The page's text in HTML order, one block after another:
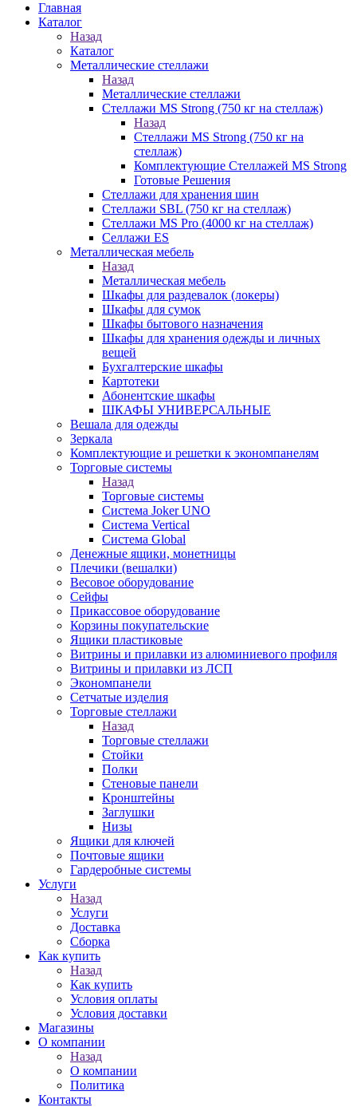
Главная
Каталог
Назад
Каталог
Металлические стеллажи
Назад
Металлические стеллажи
Стеллажи MS Strong (750 кг на стеллаж)
Назад
Стеллажи MS Strong (750 кг на
стеллаж)
Комплектующие Стеллажей MS Strong
Готовые Решения
Стеллажи для хранения шин
Стеллажи SBL (750 кг на стеллаж)
Стеллажи MS Pro (4000 кг на стеллаж)
Селлажи ES
Металлическая мебель
Назад
Металлическая мебель
Шкафы для раздевалок (локеры)
Шкафы для сумок
Шкафы бытового назначения
Шкафы для хранения одежды и личных
вещей
Бухгалтерские шкафы
Картотеки
Абонентские шкафы
ШКАФЫ УНИВЕРСАЛЬНЫЕ
Вешала для одежды
Зеркала
Комплектующие и решетки к экономпанелям
Торговые системы
Назад
Торговые системы
Система Joker UNO
Система Vertical
Система Global
Денежные ящики, монетницы
Плечики (вешалки)
Весовое оборудование
Сейфы
Прикассовое оборудование
Корзины покупательские
Ящики пластиковые
Витрины и прилавки из алюминиевого профиля
Витрины и прилавки из ЛСП
Экономпанели
Сетчатые изделия
Торговые стеллажи
Назад
Торговые стеллажи
Стойки
Полки
Стеновые панели
Кронштейны
Заглушки
Низы
Ящики для ключей
Почтовые ящики
Гардеробные системы
Услуги
Назад
Услуги
Доставка
Сборка
Как купить
Назад
Как купить
Условия оплаты
Условия доставки
Магазины
О компании
Назад
О компании
Политика
Контакты